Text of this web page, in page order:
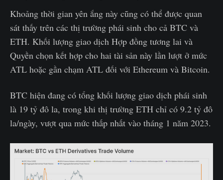
Khoảng thời gian yên ắng này cũng có thể được quan
sát thấy trên các thị trường phái sinh cho cả BTC và
ETH. Khối lượng giao dịch Hợp đồng tương lai và
Quyền chọn kết hợp cho hai tài sản này lần lượt ở mức
ATL hoặc gần chạm ATL đối với Ethereum và Bitcoin.
BTC hiện đang có tổng khối lượng giao dịch phái sinh
là 19 tỷ đô la, trong khi thị trường ETH chỉ có 9.2 tỷ đô
la/ngày, vượt qua mức thấp nhất vào tháng 1 năm 2023.